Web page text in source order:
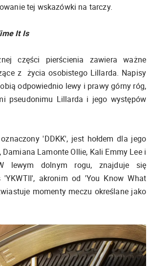
tej wskazówki na tarczy.
It Is
części pierścienia zawiera ważne
z życia osobistego Lillarda. Napisy
odpowiednio lewy i prawy górny róg,
pseudonimu Lillarda i jego występów
'DDKK', jest hołdem dla jego
Lamonte Ollie, Kali Emmy Lee i
lewym dolnym rogu, znajduje się
'YKWTII', akronim od 'You Know What
momenty meczu określane jako